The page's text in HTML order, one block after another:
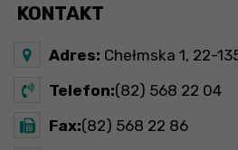
KONTAKT
Adres: Chełmska 1, 22-
Telefon:(82) 568 22 04
Fax:(82) 568 22 86